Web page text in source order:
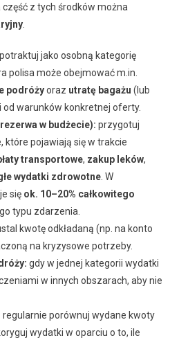
z tych środków można
.
potraktuj jako osobną kategorię
polisa może obejmować m.in.
podróżyoraz utratę bagażu (lub
warunków konkretnej oferty.
w budżecie): przygotuj
które pojawiają się w trakcie
transportowe, zakup leków,
wydatki zdrowotne. W
się ok. 10–20% całkowitego
typu zdarzenia.
kwotę odkładaną (np. na konto
na kryzysowe potrzeby.
gdy w jednej kategorii wydatki
w innych obszarach, aby nie
regularnie porównuj wydane kwoty
wydatki w oparciu o to, ile